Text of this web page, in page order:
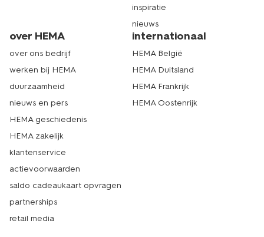
inspiratie
nieuws
over HEMA
over ons bedrijf
werken bij HEMA
duurzaamheid
nieuws en pers
HEMA geschiedenis
HEMA zakelijk
klantenservice
actievoorwaarden
saldo cadeaukaart opvragen
partnerships
retail media
internationaal
HEMA België
HEMA Duitsland
HEMA Frankrijk
HEMA Oostenrijk